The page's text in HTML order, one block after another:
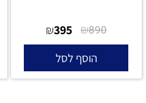
₪890
₪395
הוסף לסל